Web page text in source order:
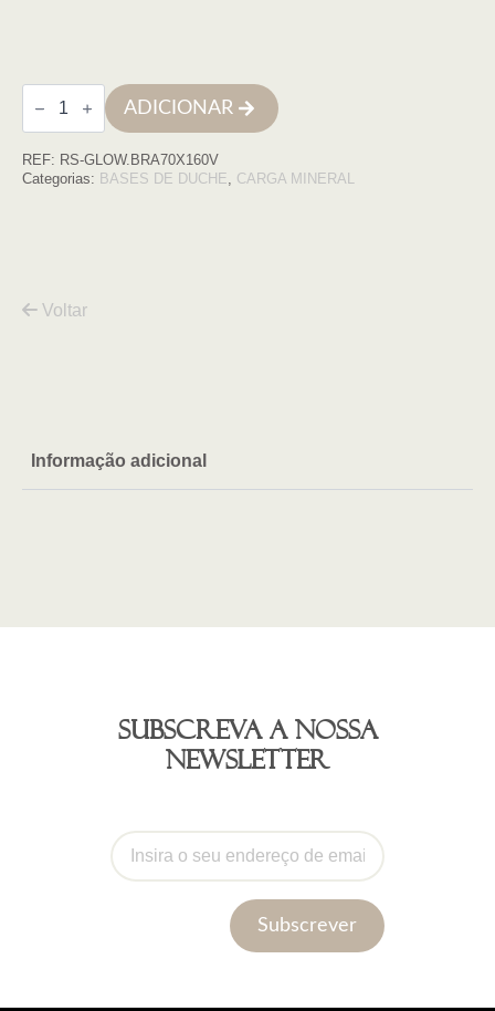
Quantidade
de
Base
duche
GLOW
ADICIONAR
REF: RS-GLOW.BRA70X160V
Categorias: BASES DE DUCHE, CARGA MINERAL
Voltar
Informação adicional
Subscreva a nossa
newsletter
Subscrever